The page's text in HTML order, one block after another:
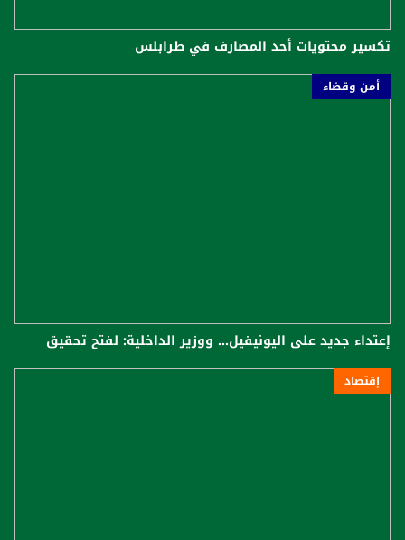
تكسير محتويات أحد المصارف في طرابلس
أمن وقضاء
إعتداء جديد على اليونيفيل... ووزير الداخلية: لفتح تحقيق
إقتصاد